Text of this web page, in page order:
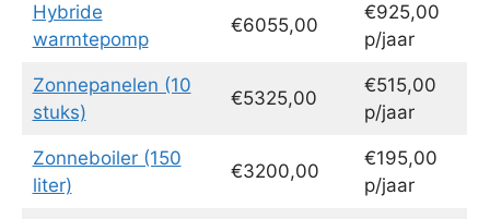
Hybride
warmtepomp
€6055,00
€925,00
p/jaar
Zonnepanelen (10
stuks)
€5325,00
€515,00
p/jaar
Zonneboiler (150
liter)
€3200,00
€195,00
p/jaar